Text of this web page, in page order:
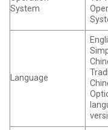
System
Language